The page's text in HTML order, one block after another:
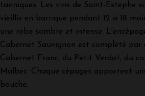
tanniques. Les vins de Saint-Estephe
vieillis en barrique pendant 12 à 18
une robe sombre et intense.
Cabernet Sauvignon est complété par
Cabernet Franc, du Petit Verdot, du
Malbec. Chaque cépages apportent
bouche.